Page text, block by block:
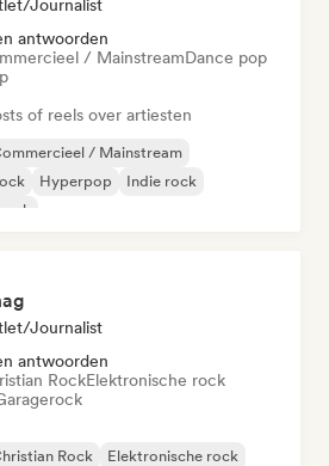
Journalist
antwoorden
/ MainstreamDance pop
of reels over artiesten
/ Mainstream
Hyperpop
Indie rock
Journalist
antwoorden
RockElektronische rock
Rock
Elektronische rock